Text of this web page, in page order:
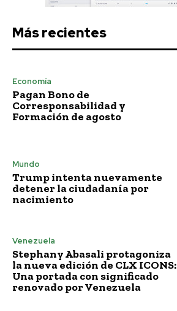
Más recientes
Economía
Pagan Bono de
Corresponsabilidad y
Formación de agosto
Mundo
Trump intenta nuevamente
detener la ciudadanía por
nacimiento
Venezuela
Stephany Abasali protagoniza
la nueva edición de CLX ICONS:
Una portada con significado
renovado por Venezuela